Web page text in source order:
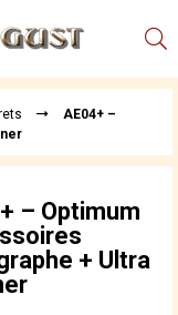
AE04+ –
– Optimum
+ Ultra